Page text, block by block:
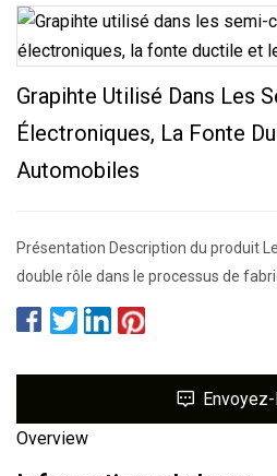
Grapihte Utilisé Dans Les
Électroniques, La Fonte
Automobiles
Présentation Description du produit
double rôle dans le processus de
Overview